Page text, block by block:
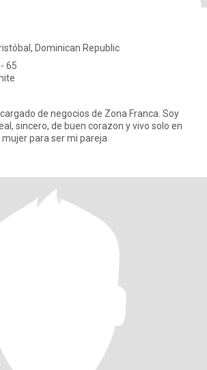
Dominican Republic
65
de negocios de Zona Franca. Soy
sincero, de buen corazon y vivo solo en
Busca mujer para ser mi pareja